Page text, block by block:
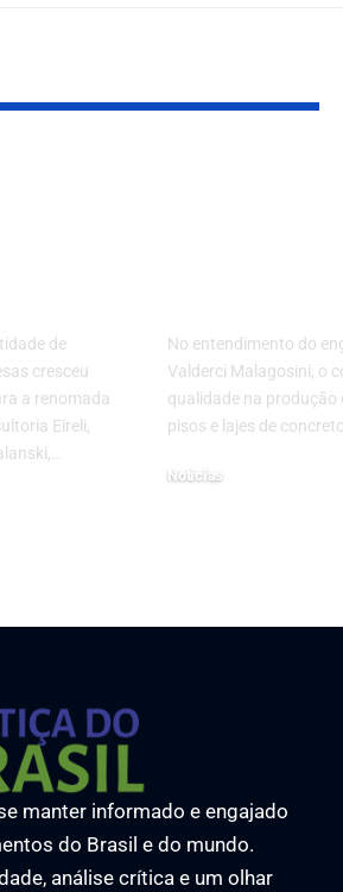
de
cresceu
a renomada
Eireli,
No entendimento do
Valderci Malagosini, o
qualidade na produção
pisos e lajes de
Noticias
manter informado e engajado
do Brasil e do mundo.
análise crítica e um olhar